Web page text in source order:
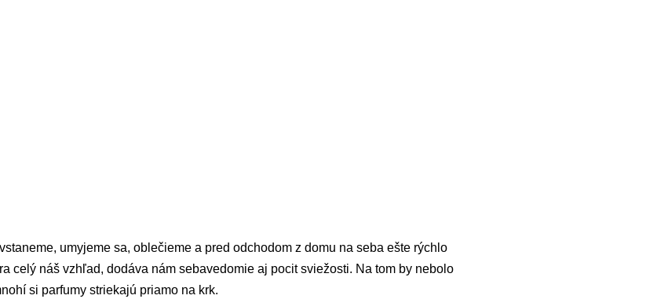
umyjeme sa, oblečieme a pred odchodom z domu na seba ešte rýchlo
celý náš vzhľad, dodáva nám sebavedomie aj pocit sviežosti. Na tom by nebolo
si parfumy striekajú priamo na krk.